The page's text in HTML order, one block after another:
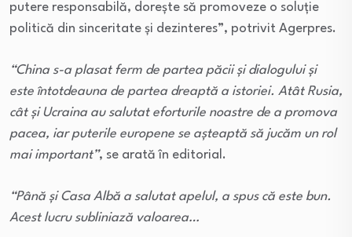
putere responsabilă, doreşte să promoveze o soluţie
politică din sinceritate şi dezinteres”, potrivit Agerpres.
“China s-a plasat ferm de partea păcii şi dialogului şi
este întotdeauna de partea dreaptă a istoriei. Atât Rusia,
cât şi Ucraina au salutat eforturile noastre de a promova
pacea, iar puterile europene se aşteaptă să jucăm un rol
mai important”, se arată în editorial.
“Până şi Casa Albă a salutat apelul, a spus că este bun.
Acest lucru subliniază valoarea…